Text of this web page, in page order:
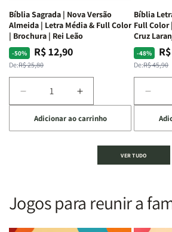
da
Bíblia Sagrada | Nova Versão
Almeida | Letra Média & Full Color
| Brochura | Rei Leão
-50%
Preço
normal
De:R$ 25,80
Preço
promocional
R$ 12,90
Diminuir
a
quantidade
de
Almeida
Aumentar
a
quantidade
de
Bíblia
Almeida
Adicionar ao carrinho
Bíblia
Full Color
Cruz
-48%
Preço
normal
De:R$ 45,90
Preço
a
de
Bíblia
PPM
|
VER TUDO
Jogos para reunir a